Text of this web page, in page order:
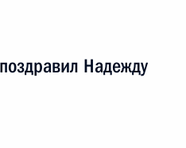
Надежду